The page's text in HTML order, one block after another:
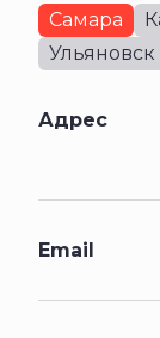
Самара
Ульяновск
Адрес
Email